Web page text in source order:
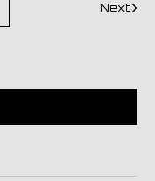
Next